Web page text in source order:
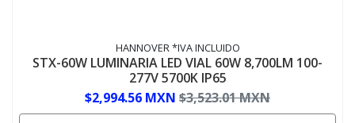
HANNOVER *IVA INCLUIDO
STX-60W LUMINARIA LED VIAL 60W 8,700LM 100-
277V 5700K IP65
$2,994.56 MXN $3,523.01 MXN